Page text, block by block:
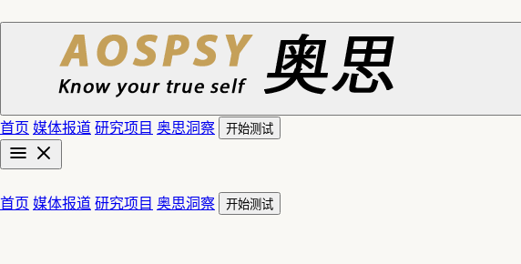
首页 媒体报道 研究项目 奥思洞察 开始测试
首页 媒体报道 研究项目 奥思洞察 开始测试